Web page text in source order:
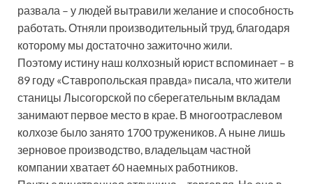
развала – у людей вытравили желание и способность
работать. Отняли производительный труд, благодаря
которому мы достаточно зажиточно жили.
Поэтому истину наш колхозный юрист вспоминает – в
89 году «Ставропольская правда» писала, что жители
станицы Лысогорской по сберегательным вкладам
занимают первое место в крае. В многоотраслевом
колхозе было занято 1700 тружеников. А ныне лишь
зерновое производство, владельцам частной
компании хватает 60 наемных работников.